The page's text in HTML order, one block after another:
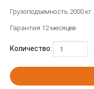
Грузоподъемность 2000 кг.
Гарантия 12 месяцев
Количество: